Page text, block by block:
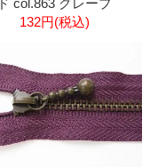
132円(税込)